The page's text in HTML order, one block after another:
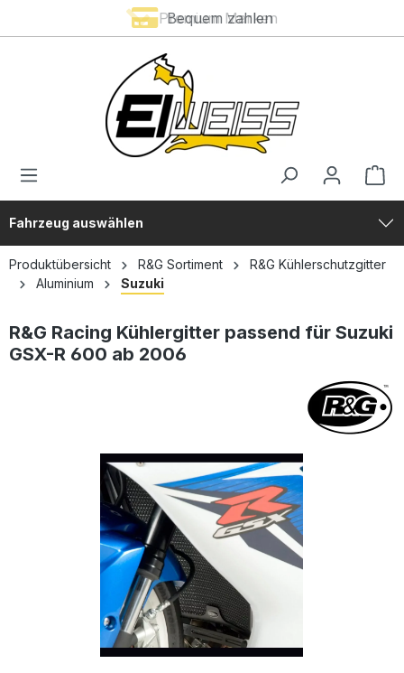
Premium Marken
Bequem zahlen
Fahrzeug auswählen
Produktübersicht R&G Sortiment
R&G Kühlerschutzgitter
Aluminium
Suzuki
R&G Racing Kühlergitter passend für Suzuki
GSX-R 600 ab 2006
Bildergalerie überspringen